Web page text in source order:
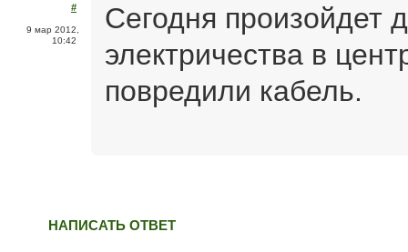
#
9 мар 2012,
10:42
Сегодня произойдет
электричества в
повредили кабель.
НАПИСАТЬ ОТВЕТ